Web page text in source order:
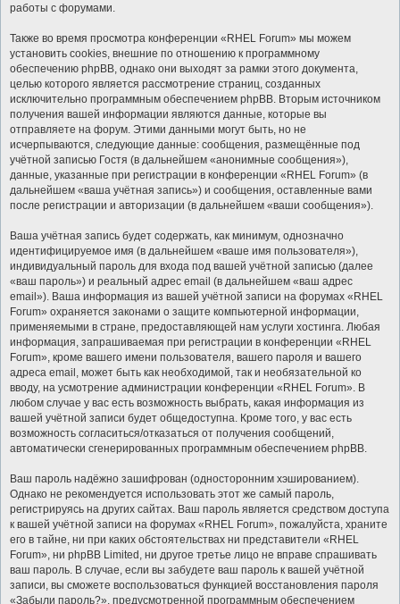
работы с форумами.
Также во время просмотра конференции «RHEL Forum» мы можем
установить cookies, внешние по отношению к программному
обеспечению phpBB, однако они выходят за рамки этого документа,
целью которого является рассмотрение страниц, созданных
исключительно программным обеспечением phpBB. Вторым источником
получения вашей информации являются данные, которые вы
отправляете на форум. Этими данными могут быть, но не
исчерпываются, следующие данные: сообщения, размещённые под
учётной записью Гостя (в дальнейшем «анонимные сообщения»),
данные, указанные при регистрации в конференции «RHEL Forum» (в
дальнейшем «ваша учётная запись») и сообщения, оставленные вами
после регистрации и авторизации (в дальнейшем «ваши сообщения»).
Ваша учётная запись будет содержать, как минимум, однозначно
идентифицируемое имя (в дальнейшем «ваше имя пользователя»),
индивидуальный пароль для входа под вашей учётной записью (далее
«ваш пароль») и реальный адрес email (в дальнейшем «ваш адрес
email»). Ваша информация из вашей учётной записи на форумах «RHEL
Forum» охраняется законами о защите компьютерной информации,
применяемыми в стране, предоставляющей нам услуги хостинга. Любая
информация, запрашиваемая при регистрации в конференции «RHEL
Forum», кроме вашего имени пользователя, вашего пароля и вашего
адреса email, может быть как необходимой, так и необязательной ко
вводу, на усмотрение администрации конференции «RHEL Forum». В
любом случае у вас есть возможность выбрать, какая информация из
вашей учётной записи будет общедоступна. Кроме того, у вас есть
возможность согласиться/отказаться от получения сообщений,
автоматически сгенерированных программным обеспечением phpBB.
Ваш пароль надёжно зашифрован (односторонним хэшированием).
Однако не рекомендуется использовать этот же самый пароль,
регистрируясь на других сайтах. Ваш пароль является средством доступа
к вашей учётной записи на форумах «RHEL Forum», пожалуйста, храните
его в тайне, ни при каких обстоятельствах ни представители «RHEL
Forum», ни phpBB Limited, ни другое третье лицо не вправе спрашивать
ваш пароль. В случае, если вы забудете ваш пароль к вашей учётной
записи, вы сможете воспользоваться функцией восстановления пароля
«Забыли пароль?», предусмотренной программным обеспечением